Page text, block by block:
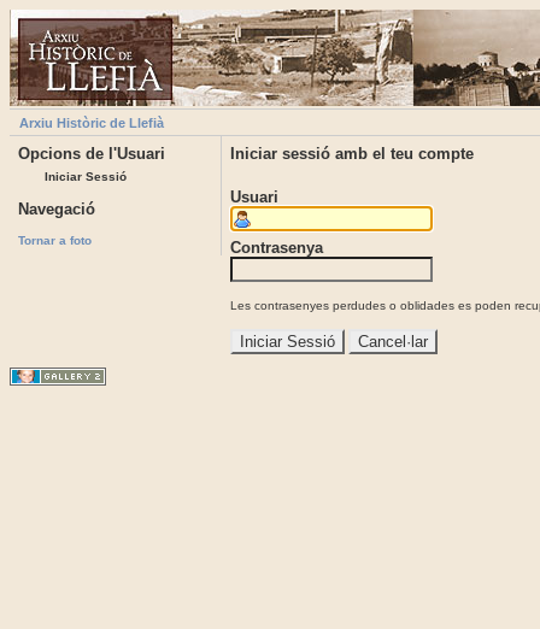
Arxiu Històric de Llefià
Opcions de l'Usuari
Iniciar Sessió
Navegació
Tornar a foto
Iniciar sessió amb el teu compte
Usuari
Contrasenya
Les contrasenyes perdudes o oblidades es poden